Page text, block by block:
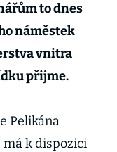
to dnes
náměstek
vnitra
přijme.
Pelikána
k dispozici